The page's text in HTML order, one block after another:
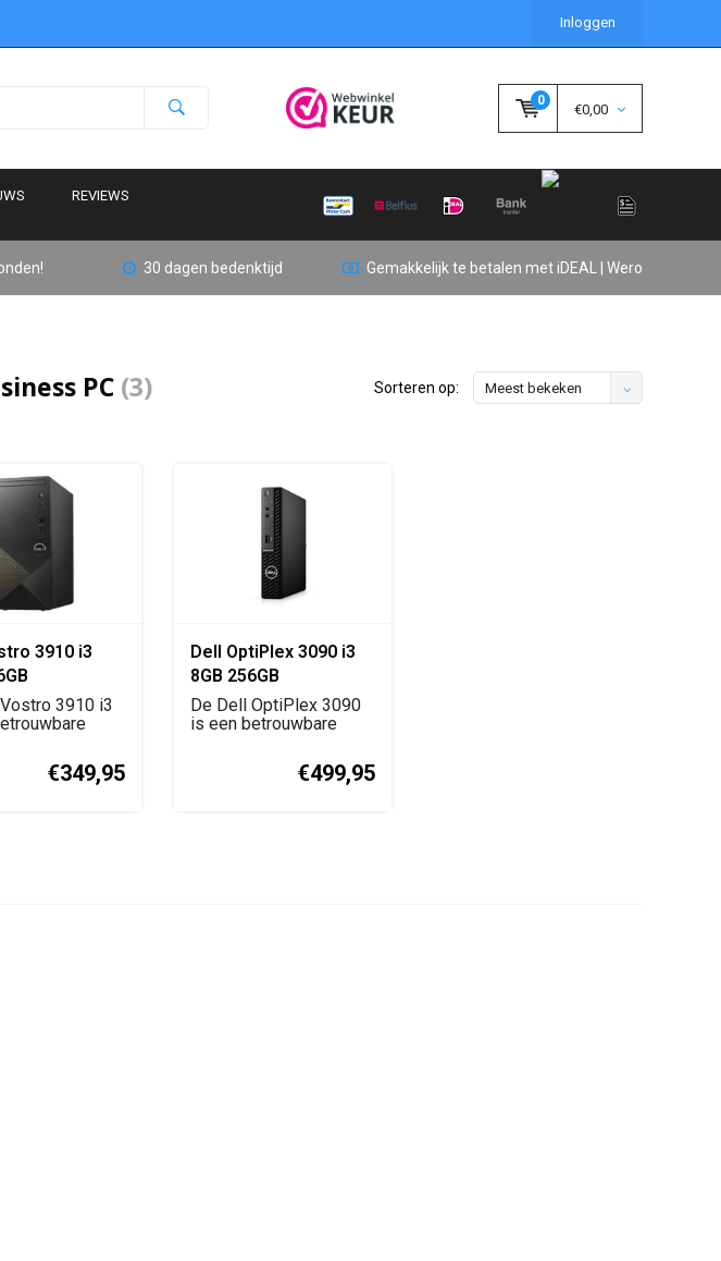
Inloggen
0
€0,00
REVIEWS
30 dagen bedenktijd Gemakkelijk te betalen met iDEAL | Wero
PC (3) Sorteren op: Meest bekeken
3910 i3
3910 i3
€349,95
Dell OptiPlex 3090 i3
8GB 256GB
De Dell OptiPlex 3090
is een betrouwbare
€499,95